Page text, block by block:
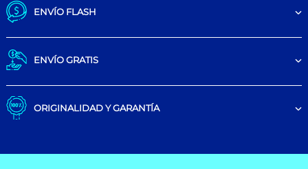
ENVÍO FLASH
ENVÍO GRATIS
ORIGINALIDAD Y GARANTÍA